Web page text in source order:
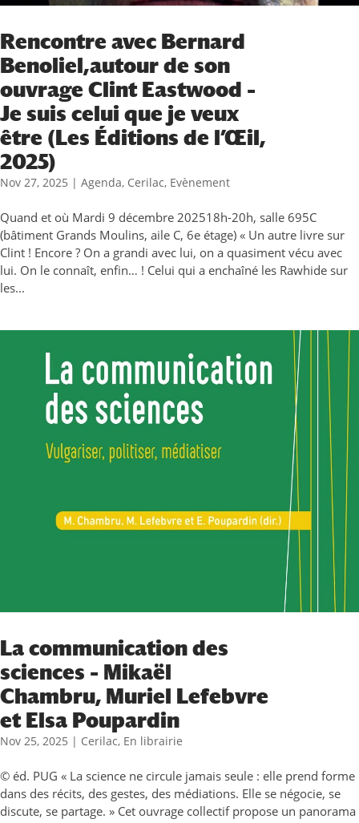
Rencontre avec Bernard
Benoliel,autour de son
ouvrage Clint Eastwood –
Je suis celui que je veux
être (Les Éditions de l’Œil,
2025)
Nov 27, 2025 | Agenda, Cerilac, Evènement
Quand et où Mardi 9 décembre 202518h-20h, salle 695C
(bâtiment Grands Moulins, aile C, 6e étage) « Un autre livre sur
Clint ! Encore ? On a grandi avec lui, on a quasiment vécu avec
lui. On le connaît, enfin… ! Celui qui a enchaîné les Rawhide sur
les...
La communication des
sciences – Mikaël
Chambru, Muriel Lefebvre
et Elsa Poupardin
Nov 25, 2025 | Cerilac, En librairie
© éd. PUG « La science ne circule jamais seule : elle prend forme
dans des récits, des gestes, des médiations. Elle se négocie, se
discute, se partage. » Cet ouvrage collectif propose un panorama